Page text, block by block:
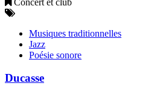
Musiques traditionnelles
Jazz
Poésie sonore
Ducasse